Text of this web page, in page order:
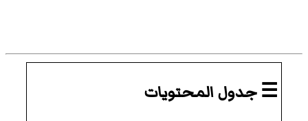
☰ جدول المحتويات